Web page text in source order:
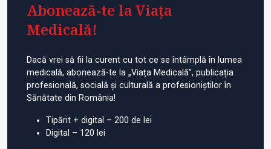
Abonează-te la Viața
Medicală!
Dacă vrei să fii la curent cu tot ce se întâmplă în lumea
medicală, abonează-te la „Viața Medicală”, publicația
profesională, socială și culturală a profesioniștilor în
Sănătate din România!
Tipărit + digital – 200 de lei
Digital – 120 lei